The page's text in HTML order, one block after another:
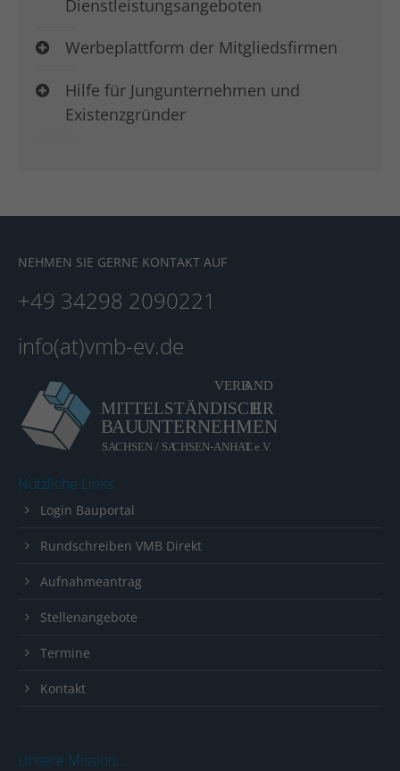
Dienstleistungsangeboten
Werbeplattform der Mitgliedsfirmen
Hilfe für Jungunternehmen und
Existenzgründer
NEHMEN SIE GERNE KONTAKT AUF
+49 34298 2090221
info(at)vmb-ev.de
Nützliche Links
Login Bauportal
Rundschreiben VMB Direkt
Aufnahmeantrag
Stellenangebote
Termine
Kontakt
Unsere Mission…